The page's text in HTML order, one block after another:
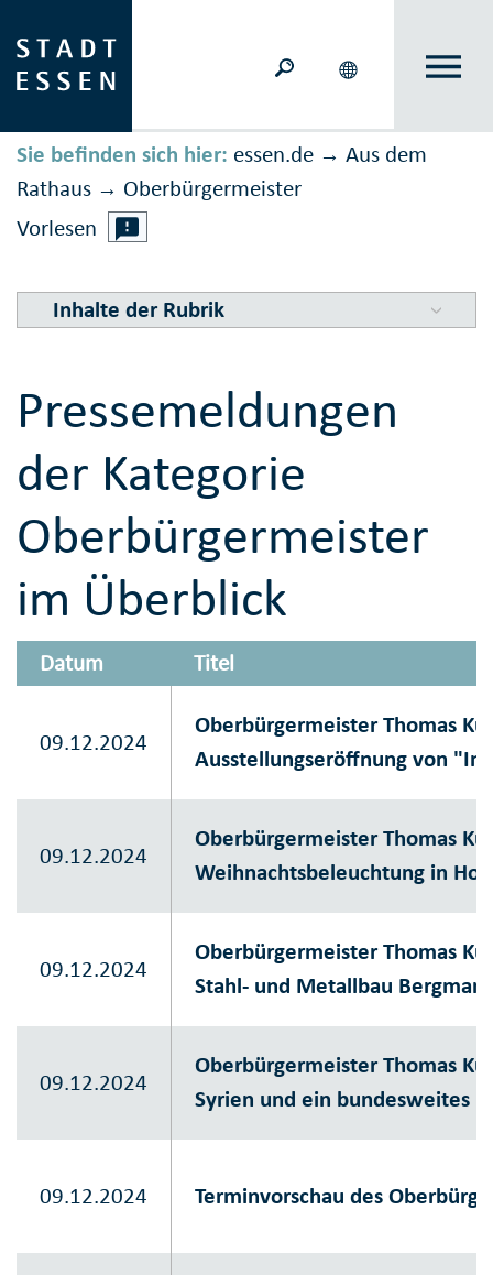
Sie befinden sich hier: essen.de → Aus dem
Rathaus → Ober­bürger­meister
Vorlesen
Inhalte der Rubrik
Pressemeldungen
der Kategorie
Oberbürgermeister
im Überblick
Datum Titel
09.12.2024
Oberbürgermeister Thomas
Ausstellungseröffnung von "In
09.12.2024
Oberbürgermeister Thomas
Weihnachtsbeleuchtung in
09.12.2024
Oberbürgermeister Thomas
Stahl- und Metallbau
09.12.2024
Oberbürgermeister Thomas
Syrien und ein bundesweites
09.12.2024 Terminvorschau des